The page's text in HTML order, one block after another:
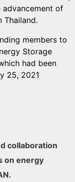
of
Thailand.
members to
Storage
had been
25, 2021
collaboration
on energy